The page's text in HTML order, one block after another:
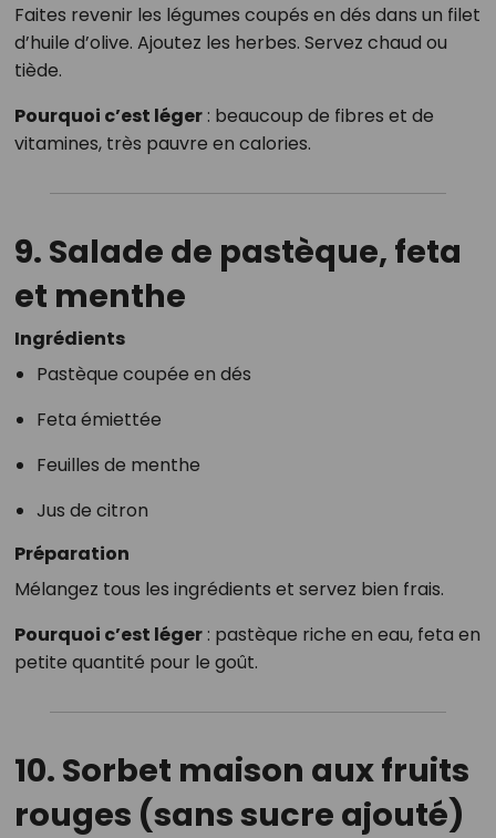
Faites revenir les légumes coupés en dés dans un filet
d’huile d’olive. Ajoutez les herbes. Servez chaud ou
tiède.
Pourquoi c’est léger: beaucoup de fibres et de
vitamines, très pauvre en calories.
9. Salade de pastèque, feta
et menthe
Ingrédients
Pastèque coupée en dés
Feta émiettée
Feuilles de menthe
Jus de citron
Préparation
Mélangez tous les ingrédients et servez bien frais.
Pourquoi c’est léger: pastèque riche en eau, feta en
petite quantité pour le goût.
10. Sorbet maison aux fruits
rouges (sans sucre ajouté)